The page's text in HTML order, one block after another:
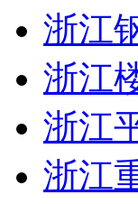
浙江
浙江
浙江
浙江